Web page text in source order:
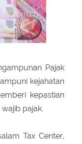
Pajak
kejahatan
kepastian
pajak.
Tax Center,